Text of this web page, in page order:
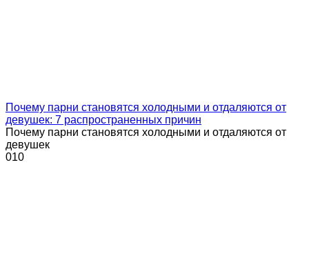
Почему парни становятся холодными и отдаляются от
девушек: 7 распространенных причин
Почему парни становятся холодными и отдаляются от
девушек
010